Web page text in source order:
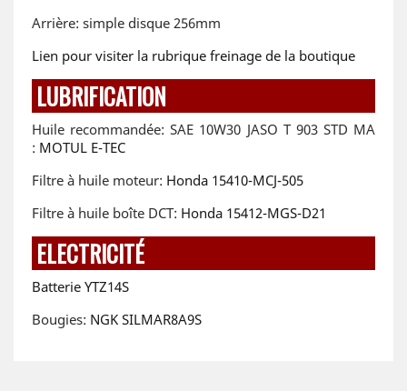
Arrière: simple disque 256mm
Lien pour visiter la rubrique freinage de la boutique
LUBRIFICATION
Huile recommandée: SAE 10W30 JASO T 903 STD MA
: MOTUL E-TEC
Filtre à huile moteur: Honda 15410-MCJ-505
Filtre à huile boîte DCT: Honda 15412-MGS-D21
ELECTRICITÉ
Batterie YTZ14S
Bougies: NGK SILMAR8A9S